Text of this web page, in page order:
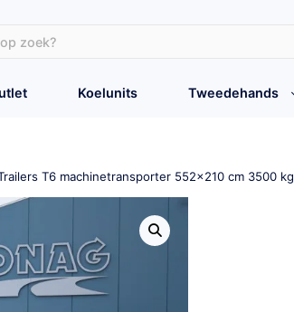
Koelunits Tweedehands
T6 machinetransporter 552×210 cm 3500 kg